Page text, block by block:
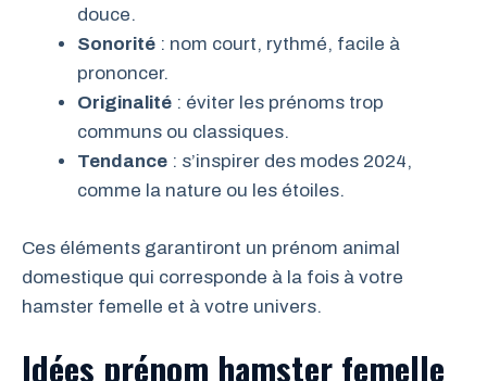
douce.
Sonorité : nom court, rythmé, facile à
prononcer.
Originalité : éviter les prénoms trop
communs ou classiques.
Tendance : s’inspirer des modes 2024,
comme la nature ou les étoiles.
Ces éléments garantiront un prénom animal
domestique qui corresponde à la fois à votre
hamster femelle et à votre univers.
Idées prénom hamster femelle